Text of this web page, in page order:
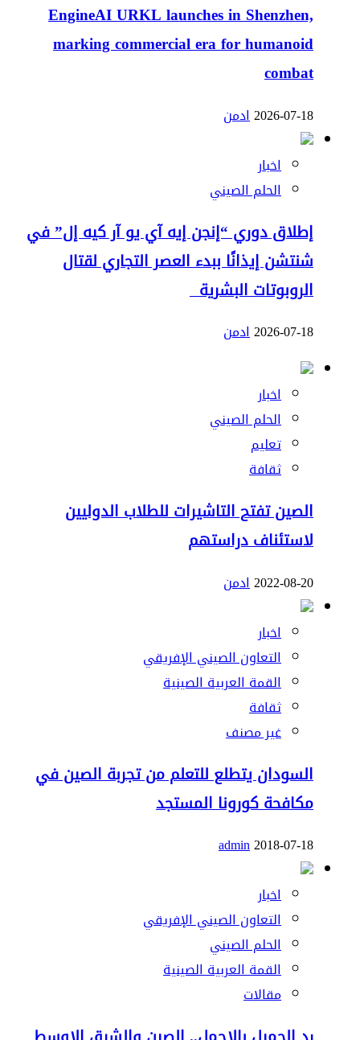
EngineAI URKL launches in Shenzhen,
marking commercial era for humanoid
combat
2026-07-18ادمن
اخبار
الحلم الصيني
إطلاق دوري “إنجن إيه آي يو آر كيه إل” في
شنتشن إيذانًا ببدء العصر التجاري لقتال
الروبوتات البشرية
2026-07-18ادمن
اخبار
الحلم الصيني
تعليم
ثقافة
الصين تفتح التاشيرات للطلاب الدوليين
لاستئناف دراستهم
2022-08-20ادمن
اخبار
التعاون الصيني الإفريقي
القمة العربية الصينية
ثقافة
غير مصنف
السودان يتطلع للتعلم من تجربة الصين في
مكافحة كورونا المستجد
2018-07-18
admin
اخبار
التعاون الصيني الإفريقي
الحلم الصيني
القمة العربية الصينية
مقالات